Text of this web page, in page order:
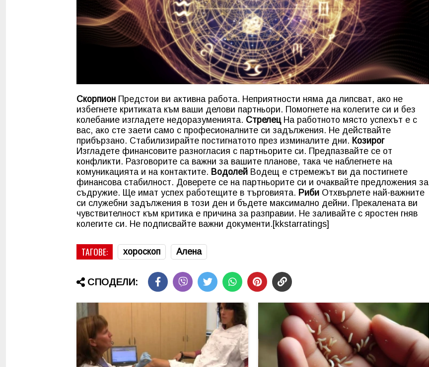
Скорпион Предстои ви активна работа. Неприятности няма да липсват, ако не
избегнете критиката към ваши делови партньори. Помогнете на колегите си и без
колебание изгладете недоразуменията. СтрелецНа работното място успехът е с
вас, ако сте заети само с професионалните си задължения. Не действайте
прибързано. Стабилизирайте постигнатото през изминалите дни. Козирог
Изгладете финансовите разногласия с партньорите си. Предпазвайте се от
конфликти. Разговорите са важни за вашите планове, така че наблегнете на
комуникацията и на контактите. Водолей Водещ е стремежът ви да постигнете
финансова стабилност. Доверете се на партньорите си и очаквайте предложения за
съдружие. Ще имат успех работещите в търговията. Риби Отхвърлете най-важните
си служебни задължения в този ден и бъдете максимално дейни. Прекалената ви
чувствителност към критика е причина за разправии. Не заливайте с яростен гняв
колегите си. Не подписвайте важни документи.[kkstarratings]
ТАГОВЕ: хороскоп Алена
СПОДЕЛИ: